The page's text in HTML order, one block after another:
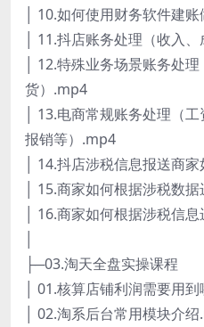
│ 10.如何使用财务软件建
│ 11.抖店账务处理（收入
│ 12.特殊业务场景账务处
货）.mp4
│ 13.电商常规账务处理（
报销等）.mp4
│ 14.抖店涉税信息报送商
│ 15.商家如何根据涉税数
│ 16.商家如何根据涉税信
├─03.淘天全盘实操课程
│ 01.核算店铺利润需要用
│ 02.淘系后台常用模块介